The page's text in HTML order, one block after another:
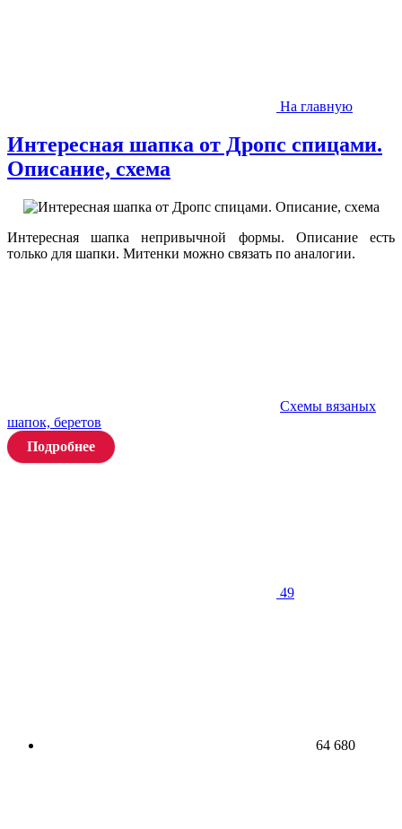
На главную
Интересная шапка от Дропс спицами.
Описание, схема
Интересная шапка непривычной формы. Описание есть
только для шапки. Митенки можно связать по аналогии.
Схемы вязаных
шапок, беретов
Подробнее
49
64 680